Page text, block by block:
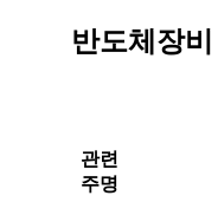
반도체장
관련
주명